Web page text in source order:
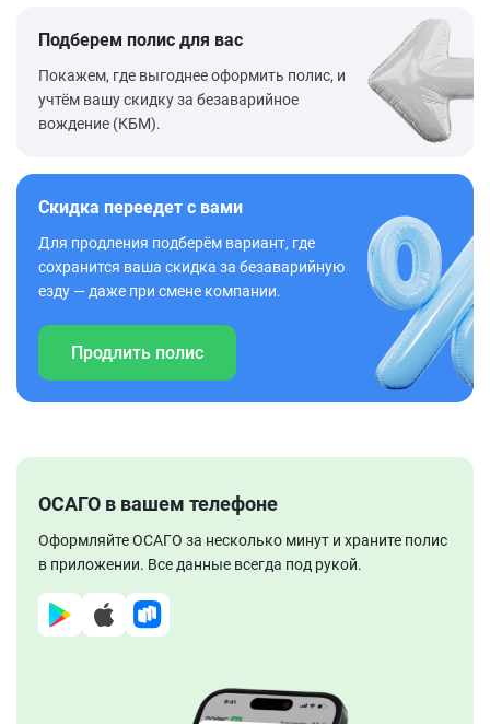
Подберем полис для вас
Покажем, где выгоднее оформить полис, и
учтём вашу скидку за безаварийное
вождение (КБМ).
Скидка переедет с вами
Для продления подберём вариант, где
сохранится ваша скидка за безаварийную
езду — даже при смене компании.
Продлить полис
ОСАГО в вашем телефоне
Оформляйте ОСАГО за несколько минут и храните полис
в приложении. Все данные всегда под рукой.